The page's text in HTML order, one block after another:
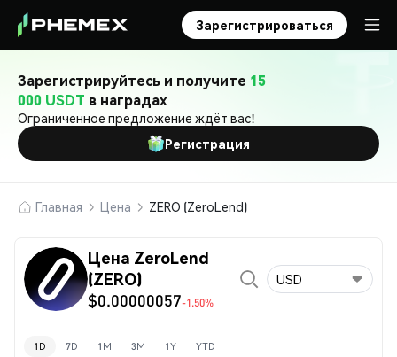
Зарегистрироваться
Зарегистрируйтесь и получите 15
000 USDT в наградах
Ограниченное предложение ждёт вас!
Регистрация
Главная Цена ZERO (ZeroLend)
Цена ZeroLend
(ZERO)
$0.00000057-1.50%
USD
1D 7D 1M 3M 1Y YTD